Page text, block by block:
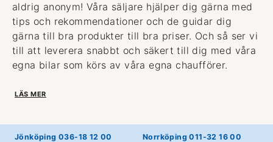
aldrig anonym! Våra säljare hjälper dig gärna med
tips och rekommendationer och de guidar dig
gärna till bra produkter till bra priser. Och så ser vi
till att leverera snabbt och säkert till dig med våra
egna bilar som körs av våra egna chaufförer.
LÄS MER
Jönköping 036-18 12 00 Norrköping 011-32 16 00